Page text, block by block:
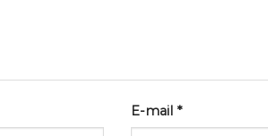
E-mail *